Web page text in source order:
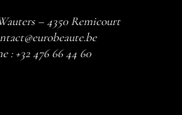
– 4350 Remicourt
:+32 476 66 44 60